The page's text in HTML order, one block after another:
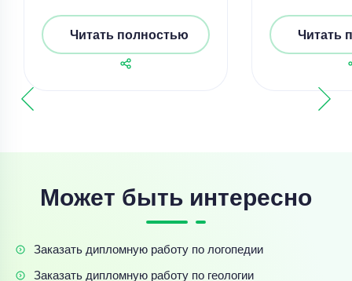
Читать полностью Читать
Может быть интересно
Заказать дипломную работу по логопедии
Заказать дипломную работу по геологии